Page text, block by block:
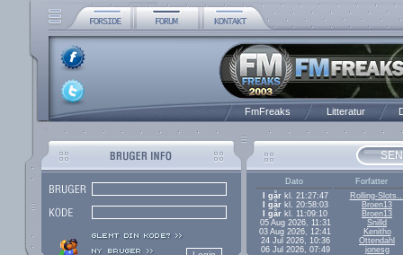
FmFreaks Litteratur
Dato
Forfatter
I gårkl. 21:27:47
Rolling-
I gårkl. 20:58:03
Broen13
I går kl. 11:09:10
Broen13
05 Aug 2026, 11:31
Snilld
03 Aug 2026, 12:41
Kenitho
24 Jul 2026, 10:36
Ottendahl
06 Jul 2026, 07:49
jonesg